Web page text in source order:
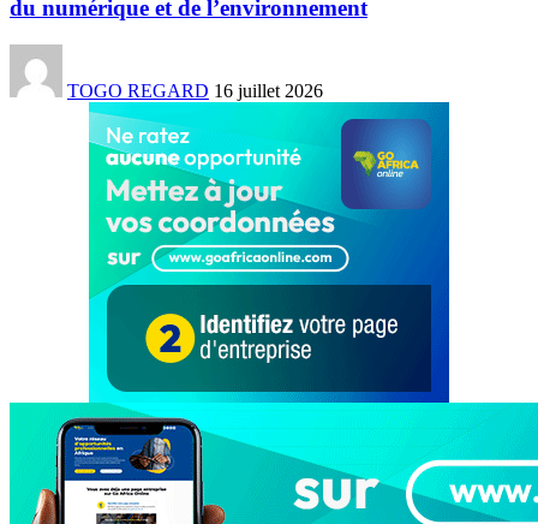
du numérique et de l’environnement
TOGO REGARD 16 juillet 2026